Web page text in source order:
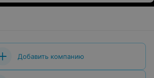
Добавить компанию